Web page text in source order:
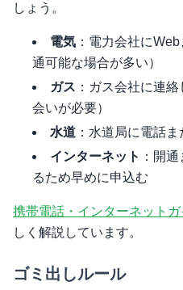
しょう。
電気 ：電力会社に
通可能な場合が多い）
ガス ：ガス会社に連
会いが必要）
水道 ：水道局に電話
インターネット ：開
るため早めに申込む
携帯電話・インターネットガ
しく解説しています。
ゴミ出しルール